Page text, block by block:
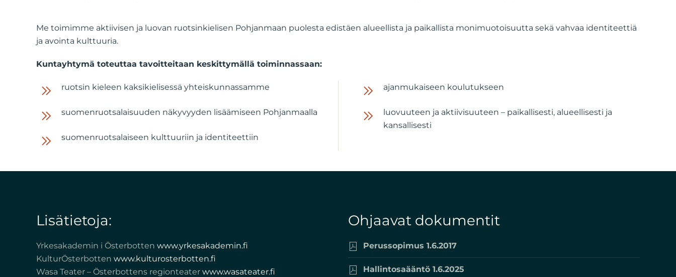
Me toimimme aktiivisen ja luovan ruotsinkielisen Pohjanmaan puolesta edistäen alueellista ja paikallista monimuotoisuutta sekä vahvaa identiteettiä
ja avointa kulttuuria.
Kuntayhtymä toteuttaa tavoitteitaan keskittymällä toiminnassaan:
ruotsin kieleen kaksikielisessä yhteiskunnassamme
suomenruotsalaisuuden näkyvyyden lisäämiseen Pohjanmaalla
suomenruotsalaiseen kulttuuriin ja identiteettiin
ajanmukaiseen koulutukseen
luovuuteen ja aktiivisuuteen – paikallisesti, alueellisesti ja
kansallisesti
Lisätietoja:
Yrkesakademin i Österbotten www.yrkesakademin.fi
KulturÖsterbotten www.kulturosterbotten.fi
Wasa Teater – Österbottens regionteater www.wasateater.fi
Ohjaavat dokumentit
Perussopimus 1.6.2017
Hallintosaääntö 1.6.2025